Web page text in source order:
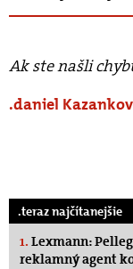
Ak ste našli
.daniel Kazankov
.teraz najčítanejšie
1. Lexmann:
reklamný agent